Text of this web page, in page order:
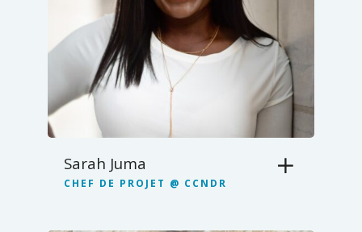
Sarah Juma
CHEF DE PROJET @ CCNDR